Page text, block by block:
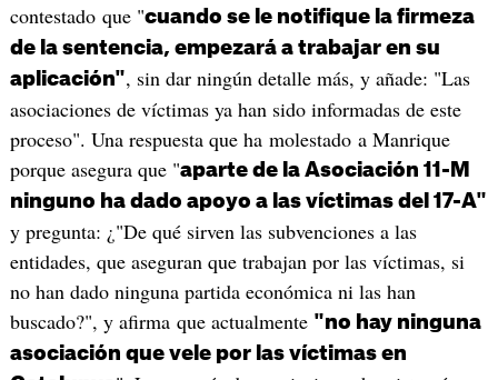
contestado que "cuando se le notifique la firmeza
de la sentencia, empezará a trabajar en su
aplicación", sin dar ningún detalle más, y añade: "Las
asociaciones de víctimas ya han sido informadas de este
proceso". Una respuesta que ha molestado a Manrique
porque asegura que "aparte de la Asociación 11-M
ninguno ha dado apoyo a las víctimas del 17-A"
y pregunta: ¿"De qué sirven las subvenciones a las
entidades, que aseguran que trabajan por las víctimas, si
no han dado ninguna partida económica ni las han
buscado?", y afirma que actualmente "no hay ninguna
asociación que vele por las víctimas en